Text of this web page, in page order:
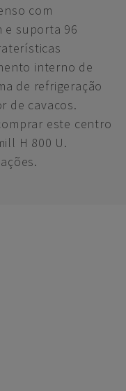
com
e suporta 96
interno de
de refrigeração
de cavacos.
este centro
H 800 U.